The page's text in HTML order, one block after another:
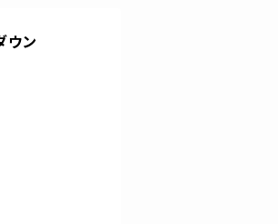
ウン